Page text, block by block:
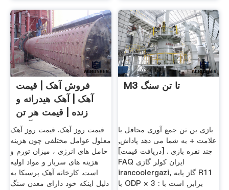
فروش آهک | قیمت
آهک | آهک هیدراته و
زنده | قیمت هر تن
آهک
قیمت روز آهک. قیمت روز آهک
معلول عوامل مختلفی چون هزینه
حامل های انرژی ، میزان تورم و
هزینه های سربار و مواد اولیه
است. کارخانه آهک پرسیکا به
دلیل اینکه خود دارای معدن سنگ
M3 تا تن سنگ
بازی بن تن جمع آوری محافل با
علامت + به شما می دهد پاداش,
چند نفره بازی . [دریافت قیمت]
FAQ ایران کولر گازی
irancoolergazi, گاز پایه R11
با ODP برابر, است با : 3 ×